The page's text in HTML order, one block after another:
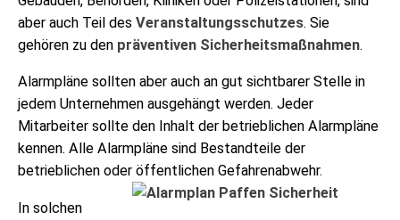
aber auch Teil des Veranstaltungsschutzes. Sie
gehören zu den präventiven Sicherheitsmaßnahmen.
Alarmpläne sollten aber auch an gut sichtbarer Stelle in
jedem Unternehmen ausgehängt werden. Jeder
Mitarbeiter sollte den Inhalt der betrieblichen Alarmpläne
kennen. Alle Alarmpläne sind Bestandteile der
betrieblichen oder öffentlichen Gefahrenabwehr.
In solchen